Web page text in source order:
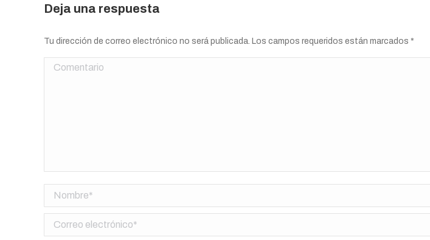
Deja una respuesta
Tu dirección de correo electrónico no será publicada. Los campos requeridos están marcados *
Comentario
Nombre *
Correo electrónico *